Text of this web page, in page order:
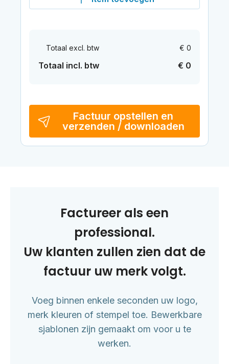
Totaal excl. btw € 0
Totaal incl. btw € 0
Factuur opstellen en
verzenden / downloaden
Factureer als een
professional.
Uw klanten zullen zien dat de
factuur uw merk volgt.
Voeg binnen enkele seconden uw logo,
merk kleuren of stempel toe. Bewerkbare
sjablonen zijn gemaakt om voor u te
werken.